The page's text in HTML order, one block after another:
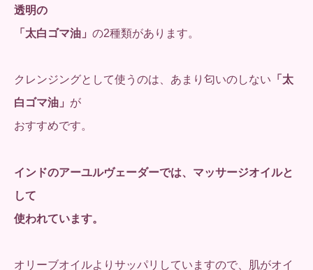
透明の
「太白ゴマ油」 の2種類があります。
クレンジングとして使うのは、あまり匂いのしない 「太
白ゴマ油」 が
おすすめです。
インドのアーユルヴェーダーでは、マッサージオイルと
して
使われています。
オリーブオイルよりサッパリしていますので、肌がオイ